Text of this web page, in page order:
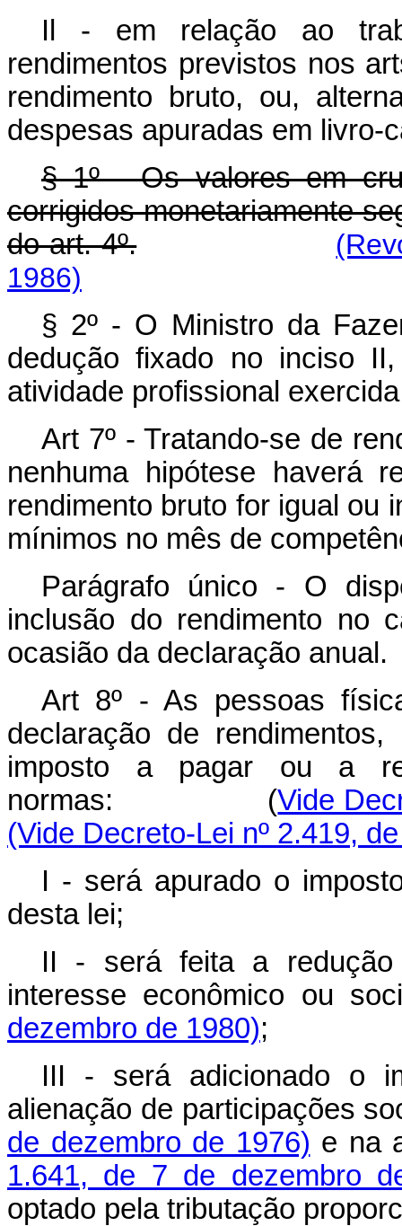
Il - em relação ao
rendimentos previstos nos
rendimento bruto, ou,
despesas apuradas em livro-
§ 1º - Os valores em
corrigidos monetariamente
do art. 4º.
1986)
§ 2º - O Ministro da
dedução fixado no inciso
atividade profissional
Art 7º - Tratando-se de
nenhuma hipótese haverá
rendimento bruto for igual ou
mínimos no mês de
Parágrafo único - O
inclusão do rendimento no
ocasião da declaração anual.
Art 8º - As pessoas
declaração de
imposto a pagar ou a
normas: (Vide
(Vide Decreto-Lei nº 2.419,
I - será apurado o
desta lei;
II - será feita a redução
interesse econômico ou
dezembro de 1980);
III - será adicionado o
alienação de participações
de dezembro de 1976) e na
1.641, de 7 de dezembro
optado pela tributação